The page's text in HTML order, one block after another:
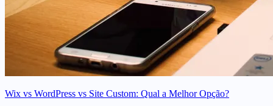
Wix vs WordPress vs Site Custom: Qual a Melhor Opção?